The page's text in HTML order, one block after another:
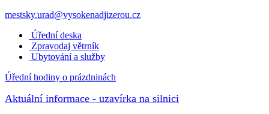
mestsky.urad@vysokenadjizerou.cz
Úřední deska
Zpravodaj větrník
Ubytování a služby
Úřední hodiny o prázdninách
Aktuální informace - uzavírka na silnici